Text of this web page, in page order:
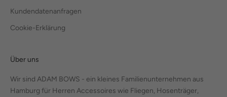
Kundendatenanfragen
Cookie-Erklärung
Über uns
Wir sind ADAM BOWS - ein kleines Familienunternehmen aus
Hamburg für Herren Accessoires wie Fliegen, Hosenträger,